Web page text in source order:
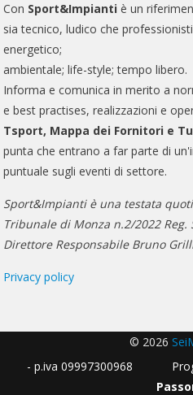
Con Sport&Impianti è un
sia tecnico, ludico che
energetico;
ambientale; life-style; tempo libero.
Informa e comunica in merito a
e best practises, realizzazioni e
Tsport, Mappa dei Fornitori e
punta che entrano a far parte di
puntuale sugli eventi di settore.
Sport&Impianti è una testata
Tribunale di Monza n.2/2022 Reg.
Direttore Responsabile Bruno
Privacy policy
© 2026
- p.iva 09997300968